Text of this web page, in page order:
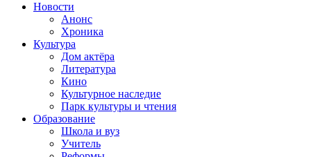
Новости
Анонс
Хроника
Культура
Дом актёра
Литература
Кино
Культурное наследие
Парк культуры и чтения
Образование
Школа и вуз
Учитель